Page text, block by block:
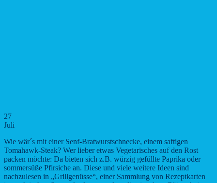
27
Juli
Wie wär´s mit einer Senf-Bratwurstschnecke, einem saftigen
Tomahawk-Steak? Wer lieber etwas Vegetarisches auf den Rost
packen möchte: Da bieten sich z.B. würzig gefüllte Paprika oder
sommersüße Pfirsiche an. Diese und viele weitere Ideen sind
nachzulesen in „Grillgenüsse“, einer Sammlung von Rezeptkarten